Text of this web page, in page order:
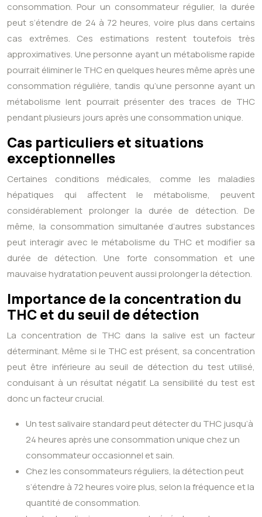
consommation. Pour un consommateur régulier, la durée
peut s’étendre de 24 à 72 heures, voire plus dans certains
cas extrêmes. Ces estimations restent toutefois très
approximatives. Une personne ayant un métabolisme rapide
pourrait éliminer le THC en quelques heures même après une
consommation régulière, tandis qu’une personne ayant un
métabolisme lent pourrait présenter des traces de THC
pendant plusieurs jours après une consommation unique.
Cas particuliers et situations
exceptionnelles
Certaines conditions médicales, comme les maladies
hépatiques qui affectent le métabolisme, peuvent
considérablement prolonger la durée de détection. De
même, la consommation simultanée d’autres substances
peut interagir avec le métabolisme du THC et modifier sa
durée de détection. Une forte consommation et une
mauvaise hydratation peuvent aussi prolonger la détection.
Importance de la concentration du
THC et du seuil de détection
La concentration de THC dans la salive est un facteur
déterminant. Même si le THC est présent, sa concentration
peut être inférieure au seuil de détection du test utilisé,
conduisant à un résultat négatif. La sensibilité du test est
donc un facteur crucial.
Un test salivaire standard peut détecter du THC jusqu’à
24 heures après une consommation unique chez un
consommateur occasionnel et sain.
Chez les consommateurs réguliers, la détection peut
s’étendre à 72 heures voire plus, selon la fréquence et la
quantité de consommation.